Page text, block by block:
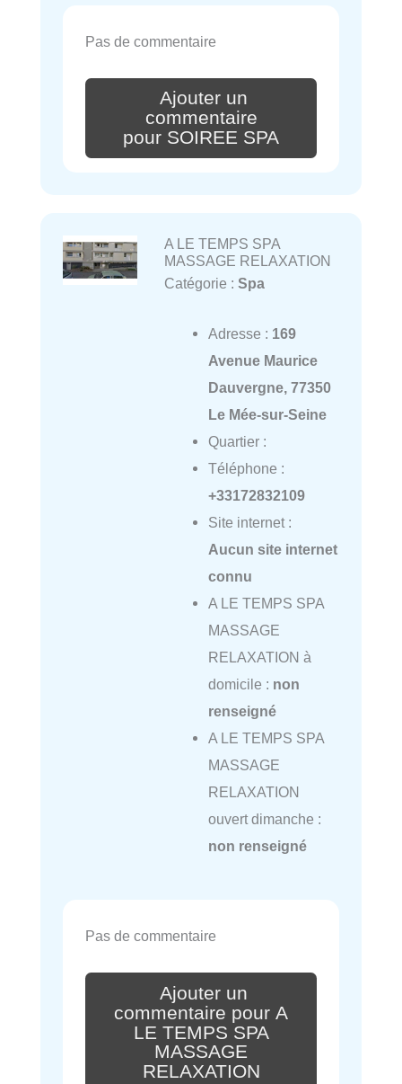
Pas de commentaire
Ajouter un
commentaire
pour SOIREE SPA
A LE TEMPS SPA
MASSAGE RELAXATION
Catégorie : Spa
Adresse : 169
Avenue Maurice
Dauvergne, 77350
Le Mée-sur-Seine
Quartier :
Téléphone :
+33172832109
Site internet :
Aucun site internet
connu
A LE TEMPS SPA
MASSAGE
RELAXATION à
domicile : non
renseigné
A LE TEMPS SPA
MASSAGE
RELAXATION
ouvert dimanche :
non renseigné
Pas de commentaire
Ajouter un
commentaire pour A
LE TEMPS SPA
MASSAGE
RELAXATION